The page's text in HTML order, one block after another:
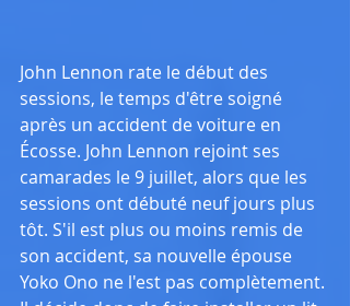
John Lennon rate le début des
sessions, le temps d'être soigné
après un accident de voiture en
Écosse. John Lennon rejoint ses
camarades le 9 juillet, alors que les
sessions ont débuté neuf jours plus
tôt. S'il est plus ou moins remis de
son accident, sa nouvelle épouse
Yoko Ono ne l'est pas complètement.